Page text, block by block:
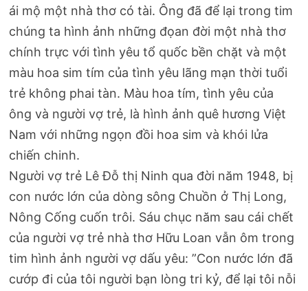
ái mộ một nhà thơ có tài. Ông đã để lại trong tim
chúng ta hình ảnh những đọan đời một nhà thơ
chính trực với tình yêu tổ quốc bền chặt và một
màu hoa sim tím của tình yêu lãng mạn thời tuổi
trẻ không phai tàn. Màu hoa tím, tình yêu của
ông và người vợ trẻ, là hình ảnh quê hương Việt
Nam với những ngọn đồi hoa sim và khói lửa
chiến chinh.
Người vợ trẻ Lê Đỗ thị Ninh qua đời năm 1948, bị
con nước lớn của dòng sông Chuồn ở Thị Long,
Nông Cống cuốn trôi. Sáu chục năm sau cái chết
của người vợ trẻ nhà thơ Hữu Loan vẫn ôm trong
tim hình ảnh người vợ dấu yêu: ”Con nước lớn đã
cướp đi của tôi người bạn lòng tri kỷ, để lại tôi nỗi